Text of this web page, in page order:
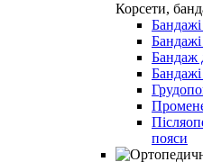
Корсети,
Бандажі
Бандаж
пояси